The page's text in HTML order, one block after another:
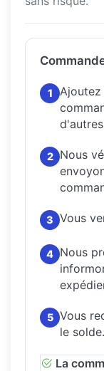
1
2
Nous
3 Vous
4 Nous
5 Vous
le solde.
La